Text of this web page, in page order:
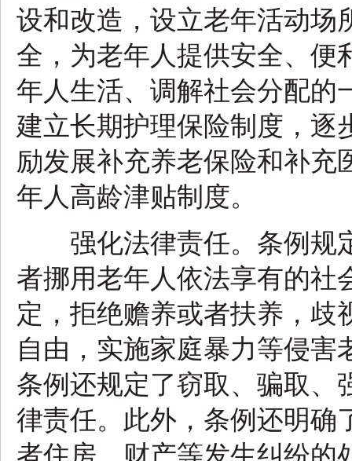
设和改造，设立老年活动场
全，为老年人提供安全、便
年人生活、调解社会分配的
建立长期护理保险制度，逐
励发展补充养老保险和补充
年人高龄津贴制度。
强化法律责任。条例规
者挪用老年人依法享有的社
定，拒绝赡养或者扶养，歧
自由，实施家庭暴力等侵害
条例还规定了窃取、骗取、
律责任。此外，条例还明确
者住房、财产等发生纠纷的